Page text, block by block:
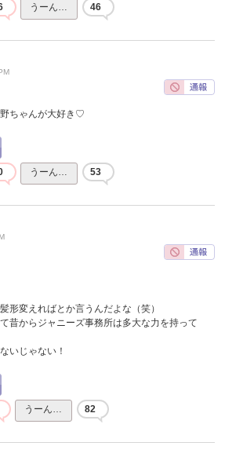
うーん… 46
ちゃんが大好き♡
うーん… 53
形変えればとか言うんだよな（笑）
昔からジャニーズ事務所は多大な力を持って
いじゃない！
うーん… 82